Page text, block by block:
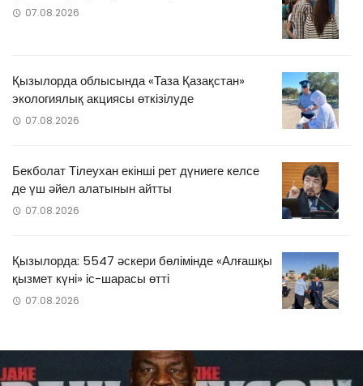
07.08.2026
Қызылорда облысында «Таза Қазақстан»
экологиялық акциясы өткізілуде
07.08.2026
Бекболат Тілеухан екінші рет дүниеге келсе
де үш әйел алатынын айтты
07.08.2026
Қызылорда: 5547 әскери бөлімінде «Алғашқы
қызмет күні» іс-шарасы өтті
07.08.2026